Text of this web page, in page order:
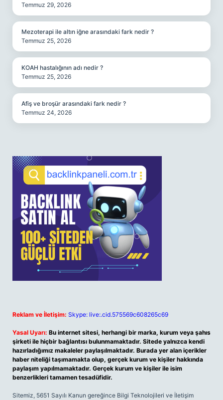
Temmuz 29, 2026
Mezoterapi ile altın iğne arasındaki fark nedir ?
Temmuz 25, 2026
KOAH hastalığının adı nedir ?
Temmuz 25, 2026
Afiş ve broşür arasındaki fark nedir ?
Temmuz 24, 2026
Reklam ve İletişim: Skype: live:.cid.575569c608265c69
Yasal Uyarı: Bu internet sitesi, herhangi bir marka, kurum veya şahıs
şirketi ile hiçbir bağlantısı bulunmamaktadır. Sitede yalnızca kendi
hazırladığımız makaleler paylaşılmaktadır. Burada yer alan içerikler
haber niteliği taşımamakta olup, gerçek kurum ve kişiler hakkında
paylaşım yapılmamaktadır. Gerçek kurum ve kişiler ile isim
benzerlikleri tamamen tesadüfidir.
Sitemiz, 5651 Sayılı Kanun gereğince Bilgi Teknolojileri ve İletişim